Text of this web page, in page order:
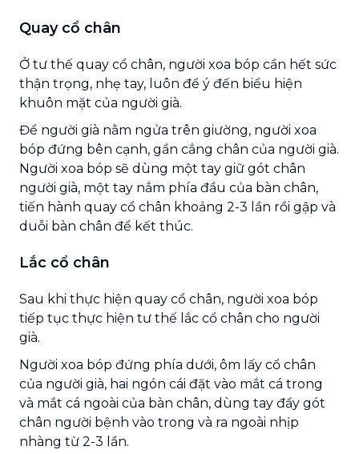
Quay cổ chân
Ở tư thế quay cổ chân, người xoa bóp cần hết sức
thận trọng, nhẹ tay, luôn để ý đến biểu hiện
khuôn mặt của người già.
Để người già nằm ngửa trên giường, người xoa
bóp đứng bên cạnh, gần cẳng chân của người già.
Người xoa bóp sẽ dùng một tay giữ gót chân
người già, một tay nắm phía đầu của bàn chân,
tiến hành quay cổ chân khoảng 2-3 lần rồi gập và
duỗi bàn chân để kết thúc.
Lắc cổ chân
Sau khi thực hiện quay cổ chân, người xoa bóp
tiếp tục thực hiện tư thế lắc cổ chân cho người
già.
Người xoa bóp đứng phía dưới, ôm lấy cổ chân
của người già, hai ngón cái đặt vào mắt cá trong
và mắt cá ngoài của bàn chân, dùng tay đẩy gót
chân người bệnh vào trong và ra ngoài nhịp
nhàng từ 2-3 lần.